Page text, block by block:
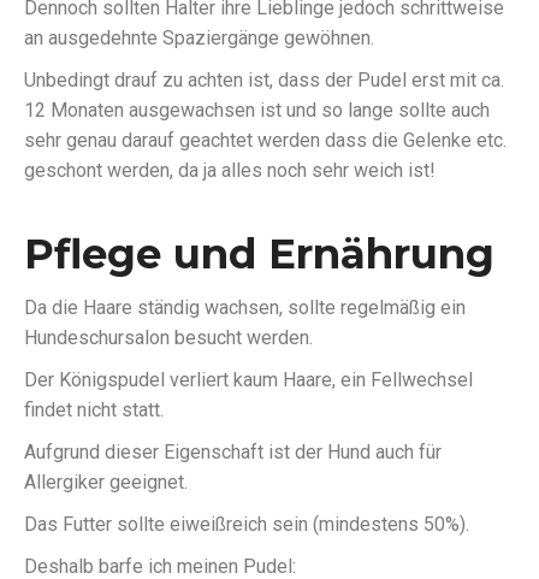
Dennoch sollten Halter ihre Lieblinge jedoch schrittweise
an ausgedehnte Spaziergänge gewöhnen.
Unbedingt drauf zu achten ist, dass der Pudel erst mit ca.
12 Monaten ausgewachsen ist und so lange sollte auch
sehr genau darauf geachtet werden dass die Gelenke etc.
geschont werden, da ja alles noch sehr weich ist!
Pflege und Ernährung
Da die Haare ständig wachsen, sollte regelmäßig ein
Hundeschursalon besucht werden.
Der Königspudel verliert kaum Haare, ein Fellwechsel
findet nicht statt.
Aufgrund dieser Eigenschaft ist der Hund auch für
Allergiker geeignet.
Das Futter sollte eiweißreich sein (mindestens 50%).
Deshalb barfe ich meinen Pudel: